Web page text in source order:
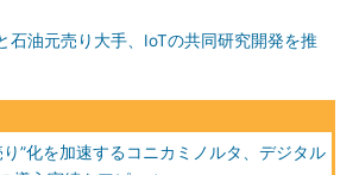
石油元売り大手、IoTの共同研究開発を推
り”化を加速するコニカミノルタ、デジタル